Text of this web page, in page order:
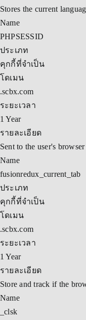
Stores the current
Name
PHPSESSID
ประเภท
คุกกี้ที่จำเป็น
โดเมน
.scbx.com
ระยะเวลา
1 Year
รายละเอียด
Sent to the user's
Name
fusionredux_current_tab
ประเภท
คุกกี้ที่จำเป็น
โดเมน
.scbx.com
ระยะเวลา
1 Year
รายละเอียด
Store and track if the
Name
_clsk